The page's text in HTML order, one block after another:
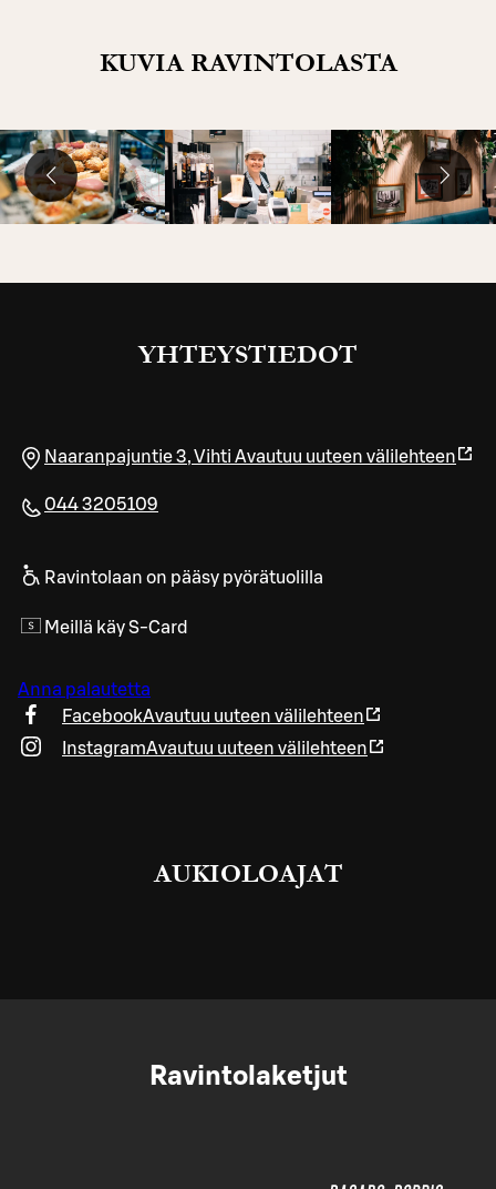
KUVIA RAVINTOLASTA
YHTEYSTIEDOT
Naaranpajuntie 3,Vihti Avautuu uuteen välilehteen
044 3205109
Ravintolaan on pääsy pyörätuolilla
Meillä käy S-Card
Anna palautetta
FacebookAvautuu uuteen välilehteen
InstagramAvautuu uuteen välilehteen
AUKIOLOAJAT
Ravintolaketjut